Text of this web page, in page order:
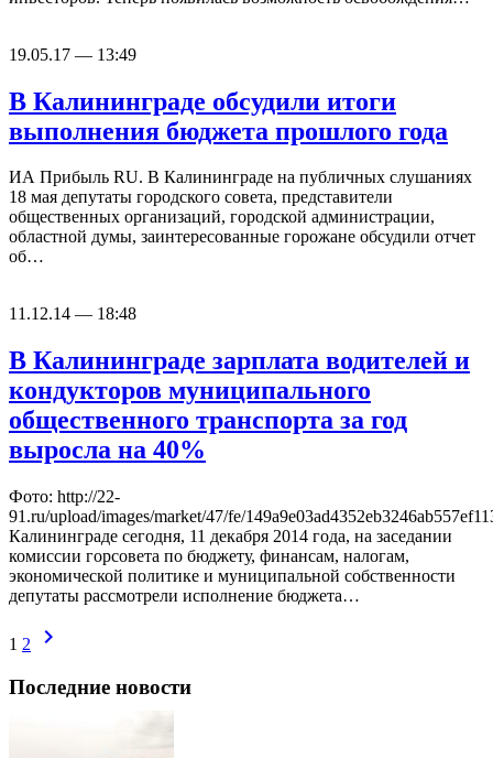
19.05.17 — 13:49
В Калининграде обсудили итоги
выполнения бюджета прошлого года
ИА Прибыль RU. В Калининграде на публичных слушаниях
18 мая депутаты городского совета, представители
общественных организаций, городской администрации,
областной думы, заинтересованные горожане обсудили отчет
об…
11.12.14 — 18:48
В Калининграде зарплата водителей и
кондукторов муниципального
общественного транспорта за год
выросла на 40%
Фото: http://22-
91.ru/upload/images/market/47/fe/
Калининграде сегодня, 11 декабря 2014 года, на заседании
комиссии горсовета по бюджету, финансам, налогам,
экономической политике и муниципальной собственности
депутаты рассмотрели исполнение бюджета…
1 2 chevron_right
Последние новости